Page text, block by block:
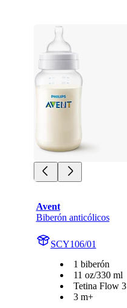
Avent
Biberón anticólicos
SCY106/01
1 biberón
11 oz/330 ml
Tetina Flow 3
3 m+